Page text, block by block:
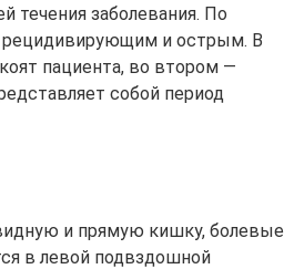
течения заболевания. По
и острым. В
пациента, во втором —
собой период
и прямую кишку, болевые
в левой подвздошной